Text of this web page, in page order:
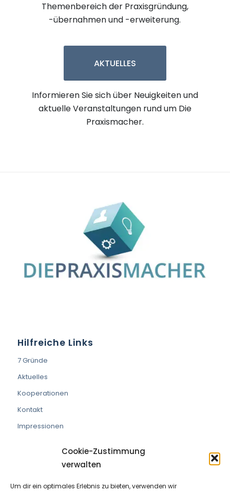
Cookie-Zustimmung
verwalten
Um dir ein optimales Erlebnis zu bieten, verwenden wir
Themenbereich der Praxisgründung,
-übernahmen und -erweiterung.
AKTUELLES
Informieren Sie sich über Neuigkeiten und
aktuelle Veranstaltungen rund um Die
Praxismacher.
Hilfreiche Links
7 Gründe
Aktuelles
Kooperationen
Kontakt
Impressionen
VEREIN DIE PRAXISMACHER